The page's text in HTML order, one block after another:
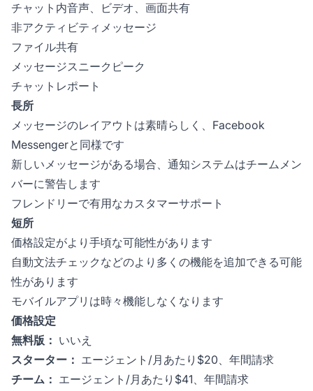
チャット内音声、ビデオ、画面共有
非アクティビティメッセージ
ファイル共有
メッセージスニークピーク
チャットレポート
長所
メッセージのレイアウトは素晴らしく、Facebook
Messengerと同様です
新しいメッセージがある場合、通知システムはチームメン
バーに警告します
フレンドリーで有用なカスタマーサポート
短所
価格設定がより手頃な可能性があります
自動文法チェックなどのより多くの機能を追加できる可能
性があります
モバイルアプリは時々機能しなくなります
価格設定
無料版： いいえ
スターター： エージェント/月あたり$20、年間請求
チーム： エージェント/月あたり$41、年間請求